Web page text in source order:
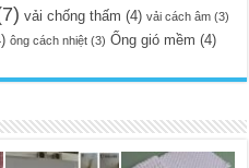
vải chống thấm (4) vải cách âm (3)
ông cách nhiệt (3) Ống gió mềm (4)